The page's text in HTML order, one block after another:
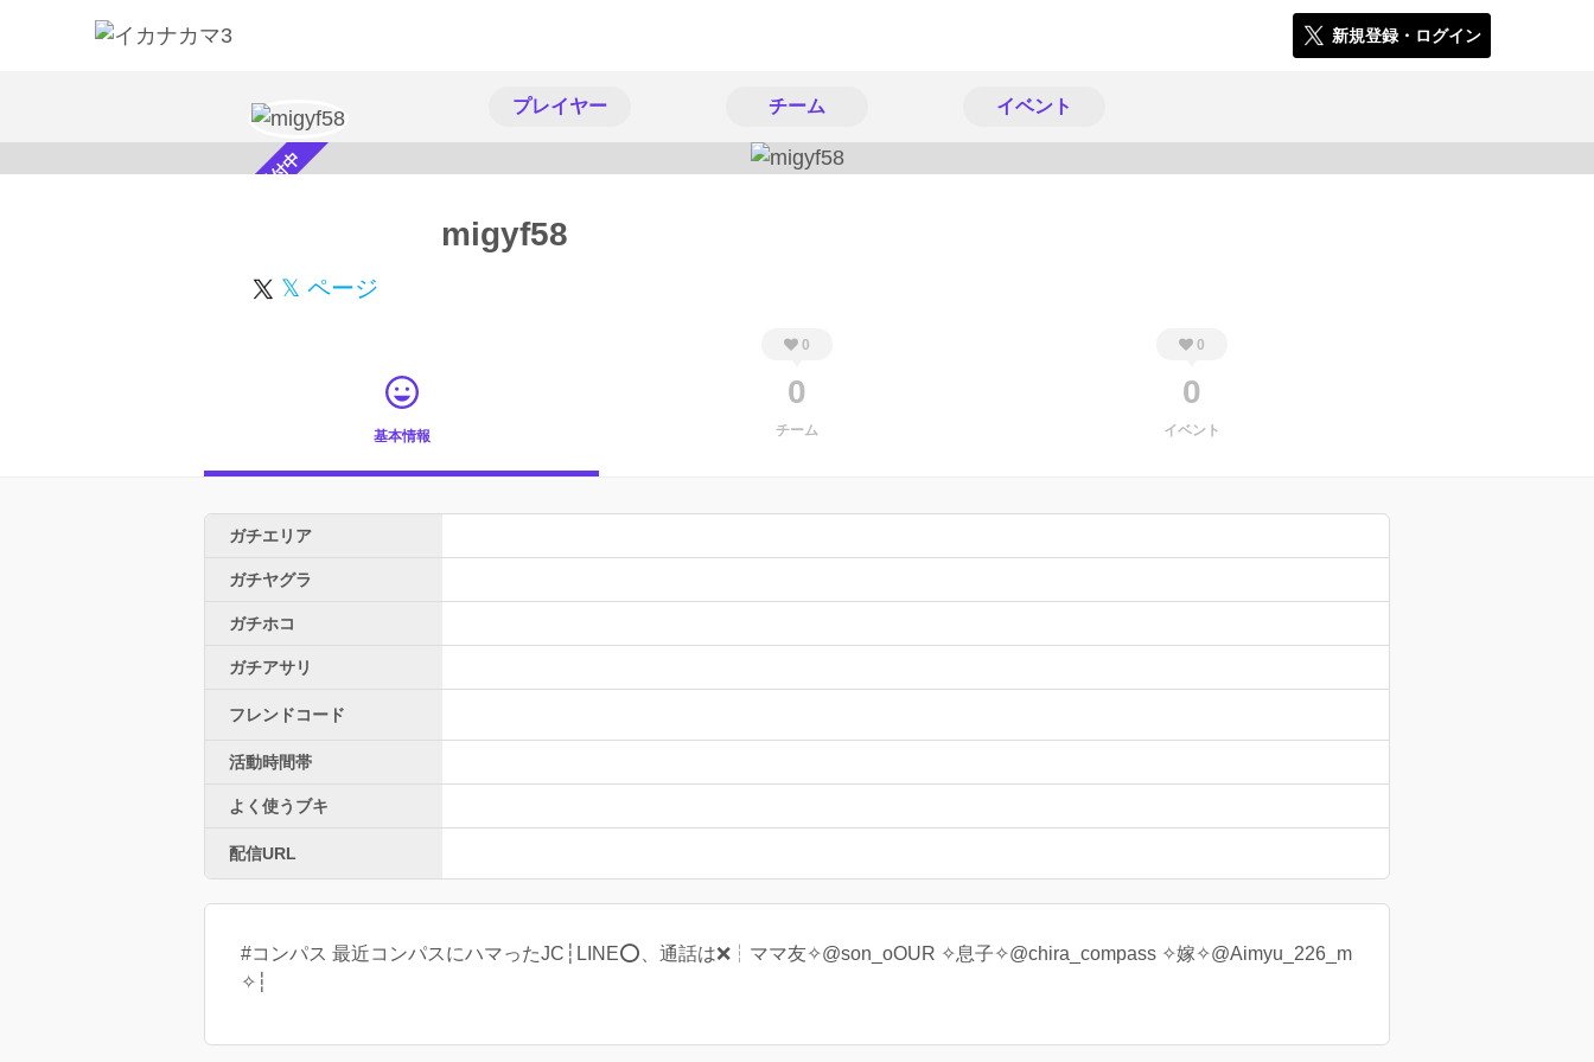
新規登録・ログイン
プレイヤー チーム イベント
スカウト受付中 migyf58
𝕏 ページ
基本情報
0
0
チーム
0
0
イベント
ガチエリア
ガチヤグラ
ガチホコ
ガチアサリ
フレンドコード
活動時間帯
よく使うブキ
配信URL
#コンパス 最近コンパスにハマったJC┆LINE⭕️、通話は❌┆ママ友✧@son_oOUR ✧息子✧@chira_compass ✧嫁✧@Aimyu_226_m
✧┆